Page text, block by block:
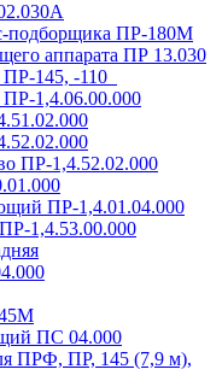
подборщика ПР-180М
аппарата ПР 13.030
145, -110
1,4.06.00.000
ПР-1,4.52.02.000
ПР-1,4.01.04.000
1,4.53.00.000
ПС 04.000
ПРФ, ПР, 145 (7,9 м),